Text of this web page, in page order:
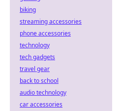
biking
streaming accessories
phone accessories
technology
tech gadgets
travel gear
back to school
audio technology
car accessories